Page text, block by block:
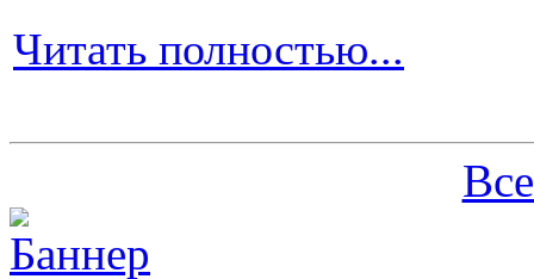
Читать полностью...